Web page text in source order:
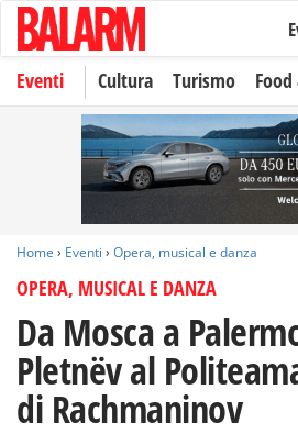
Eventi Cultura Turismo
Home › Eventi › Opera, musical e danza
OPERA, MUSICAL E DANZA
Da Mosca a
Pletnëv al
di Rachmaninov